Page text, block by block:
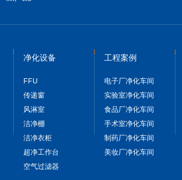
净化设备
FFU
传递窗
风淋室
洁净棚
洁净衣柜
超净工作台
空气过滤器
工程案例
电子厂净化车间
实验室净化车间
食品厂净化车间
手术室净化车间
制药厂净化车间
美妆厂净化车间